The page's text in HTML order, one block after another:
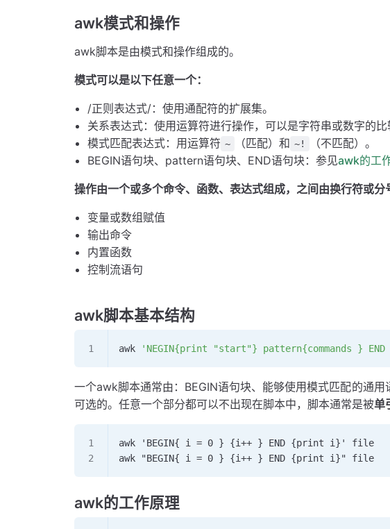
awk模式和操作
awk脚本是由模式和操作组成的。
模式可以是以下任意一个：
/正则表达式/：使用通配符的扩展集。
关系表达式：使用运算符进行操作，可以是字符串或数字的比
模式匹配表达式：用运算符 ~ （匹配）和 ~!
（不匹配）。
BEGIN语句块、pattern语句块、END语句块：参见awk的工
操作由一个或多个命令、函数、表达式组成，之间由换行符或分
变量或数组赋值
输出命令
内置函数
控制流语句
awk脚本基本结构
awk 'NEGIN{print "start"} pattern{commands }
一个awk脚本通常由：BEGIN语句块、能够使用模式匹配的通
可选的。任意一个部分都可以不出现在脚本中，脚本通常是被单
awk 'BEGIN{ i = 0 } {i++ } END {print i}' file
awk "BEGIN{ i = 0 } {i++ } END {print i}" file
awk的工作原理